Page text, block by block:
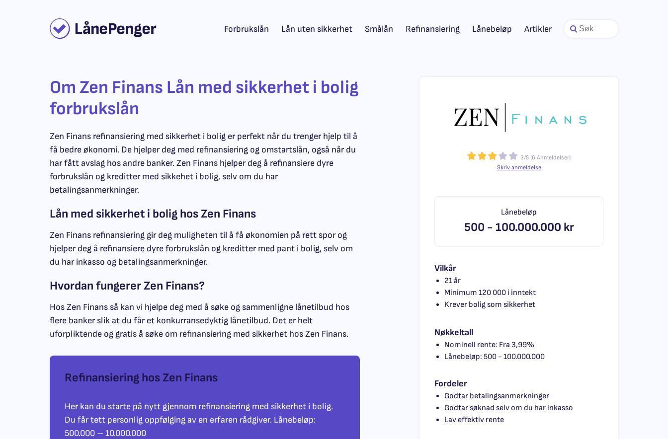
Forbrukslån Lån uten sikkerhet Smålån Refinansiering Lånebeløp Artikler
3/5 (6 Anmeldelser)
Skriv anmeldelse
Lånebeløp
500 - 100.000.000 kr
Vilkår
21 år
Minimum 120 000 i inntekt
Krever bolig som sikkerhet
Nøkkeltall
Nominell rente: Fra 3,99%
Lånebeløp: 500 - 100.000.000
Fordeler
Godtar betalingsanmerkninger
Godtar søknad selv om du har inkasso
Lav effektiv rente
Om Zen Finans Lån med sikkerhet i bolig
forbrukslån
Zen Finans refinansiering med sikkerhet i bolig er perfekt når du trenger hjelp til å
få bedre økonomi. De hjelper deg med refinansiering og omstartslån, også når du
har fått avslag hos andre banker. Zen Finans hjelper deg å refinansiere dyre
forbrukslån og kreditter med sikkehet i bolig, selv om du har
betalingsanmerkninger.
Lån med sikkerhet i bolig hos Zen Finans
Zen Finans refinansiering gir deg muligheten til å få økonomien på rett spor og
hjelper deg å refinansiere dyre forbrukslån og kreditter med pant i bolig, selv om
du har inkasso og betalingsanmerkninger.
Hvordan fungerer Zen Finans?
Hos Zen Finans så kan vi hjelpe deg med å søke og sammenligne lånetilbud hos
flere banker slik at du får et konkurransedyktig lånetilbud. Det er helt
uforpliktende og gratis å søke om refinansiering med sikkerhet hos Zen Finans.
Refinansiering hos Zen Finans
Her kan du starte på nytt gjennom refinansiering med sikkerhet i bolig.
Du får tett personlig oppfølging av en erfaren rådgiver. Lånebeløp:
500.000 – 10.000.000